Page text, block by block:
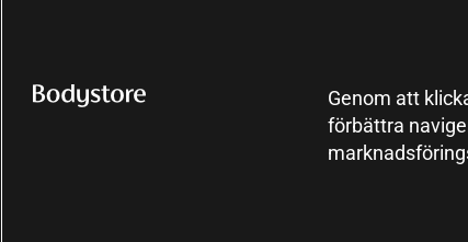
Genom att
förbättra